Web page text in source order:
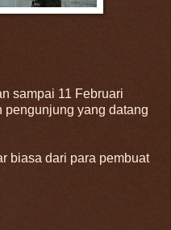
sampai 11 Februari
pengunjung yang datang
biasa dari para pembuat